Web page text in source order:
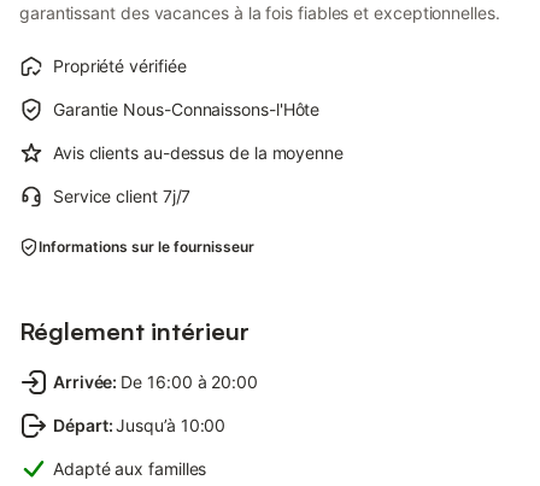
garantissant des vacances à la fois fiables et exceptionnelles.
Propriété vérifiée
Garantie Nous-Connaissons-l'Hôte
Avis clients au-dessus de la moyenne
Service client 7j/7
Informations sur le fournisseur
Réglement intérieur
Arrivée: De 16:00 à 20:00
Départ:Jusqu’à 10:00
Adapté aux familles